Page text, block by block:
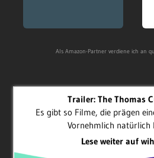
Als Amazon-Partner verdiene ich an
Trailer: The Thomas
Es gibt so Filme, die prägen
Vornehmlich natürlich
Lese weiter auf